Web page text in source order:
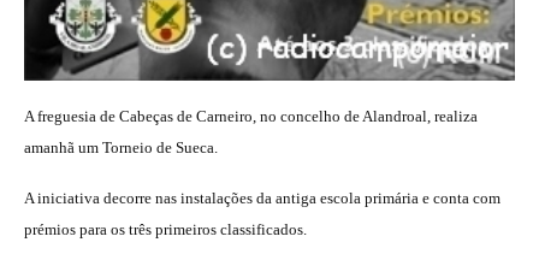
A freguesia de Cabeças de Carneiro, no concelho de Alandroal, realiza
amanhã um Torneio de Sueca.
A iniciativa decorre nas instalações da antiga escola primária e conta com
prémios para os três primeiros classificados.